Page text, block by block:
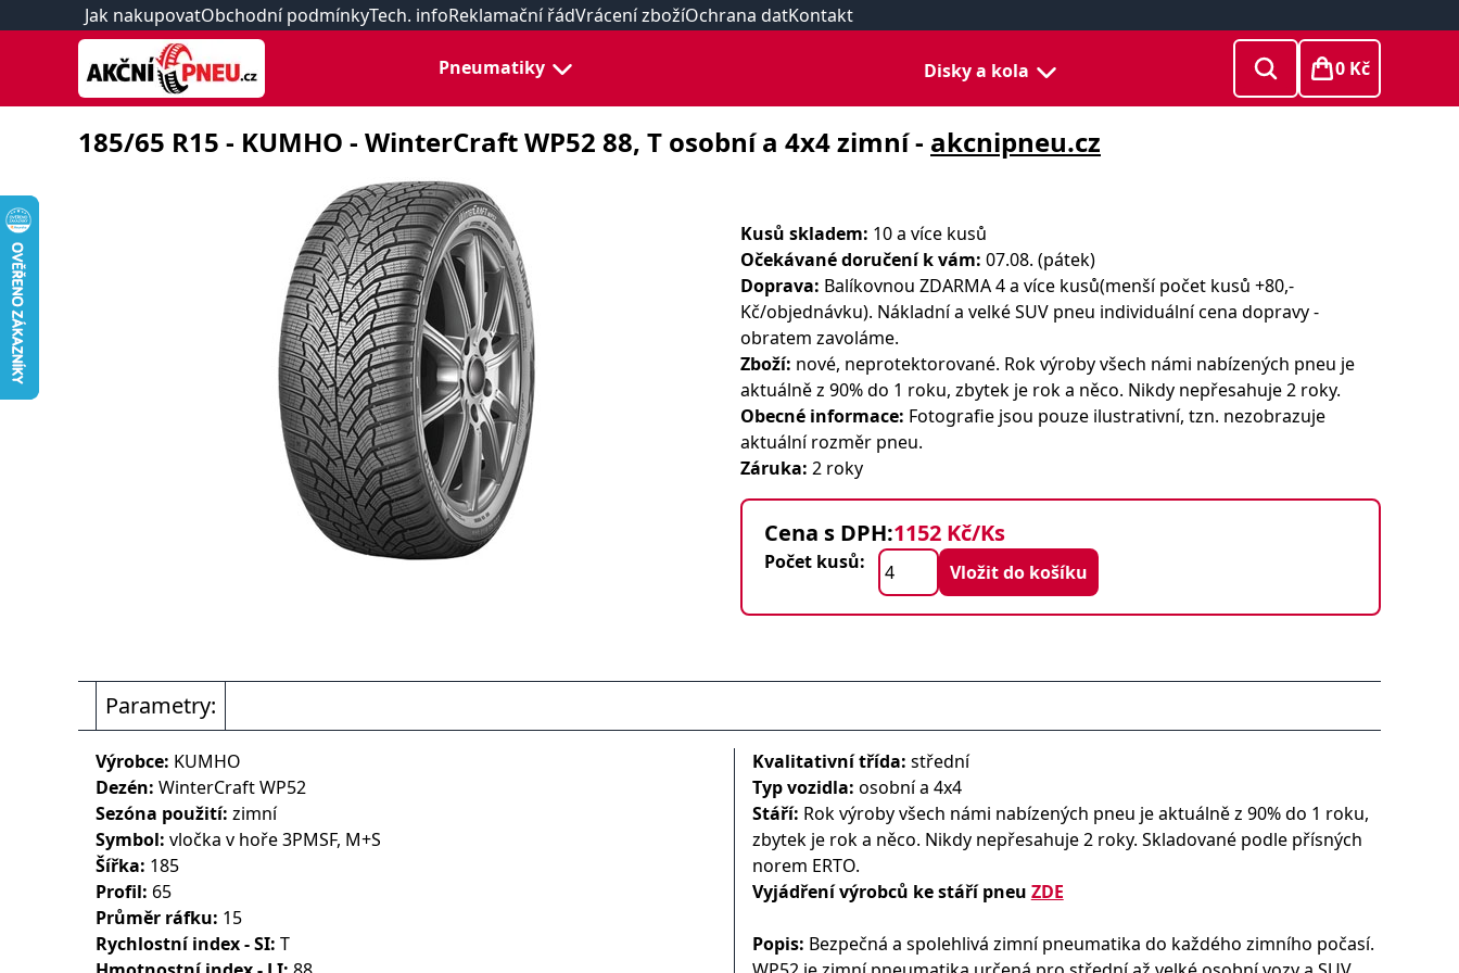
Jak nakupovatObchodní podmínkyTech. infoReklamační řádVrácení zbožíOchrana datKontakt
Pneumatiky Disky a kola 0 Kč
185/65 R15 - KUMHO - WinterCraft WP52 88, T osobní a 4x4 zimní - akcnipneu.cz
Kusů skladem: 10 a více kusů
Očekávané doručení k vám: 07.08. (pátek)
Doprava: Balíkovnou ZDARMA 4 a více kusů(menší počet kusů +80,-
Kč/objednávku). Nákladní a velké SUV pneu individuální cena dopravy -
obratem zavoláme.
Zboží: nové, neprotektorované. Rok výroby všech námi nabízených pneu je
aktuálně z 90% do 1 roku, zbytek je rok a něco. Nikdy nepřesahuje 2 roky.
Obecné informace: Fotografie jsou pouze ilustrativní, tzn. nezobrazuje
aktuální rozměr pneu.
Záruka: 2 roky
Cena s DPH:1152 Kč/Ks
Počet kusů: Vložit do košíku
Parametry:
Výrobce: KUMHO
Dezén: WinterCraft WP52
Sezóna použití: zimní
Symbol: vločka v hoře 3PMSF, M+S
Šířka: 185
Profil: 65
Průměr ráfku: 15
Rychlostní index - SI: T
Kvalitativní třída: střední
Typ vozidla: osobní a 4x4
Stáří: Rok výroby všech námi nabízených pneu je aktuálně z 90% do 1 roku,
zbytek je rok a něco. Nikdy nepřesahuje 2 roky. Skladované podle přísných
norem ERTO.
Vyjádření výrobců ke stáří pneu ZDE
Popis: Bezpečná a spolehlivá zimní pneumatika do každého zimního počasí.